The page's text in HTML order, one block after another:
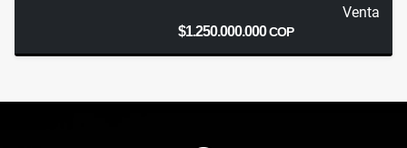
Venta
$1.250.000.000COP